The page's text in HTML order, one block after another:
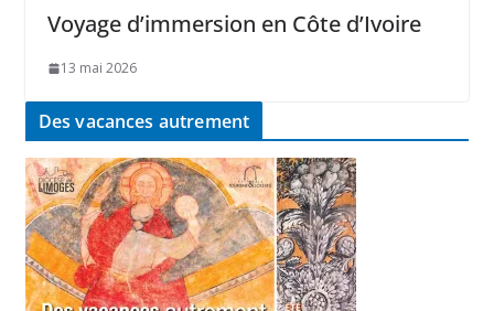
Voyage d’immersion en Côte d’Ivoire
13 mai 2026
Des vacances autrement